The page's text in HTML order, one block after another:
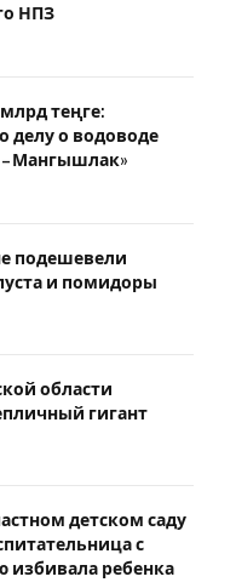
НПЗ
теңге:
делу о водоводе
– Мангышлак»
подешевели
и помидоры
области
гигант
детском саду
с
избивала ребенка